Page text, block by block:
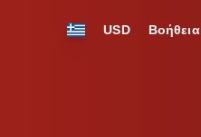
USD Βοήθεια